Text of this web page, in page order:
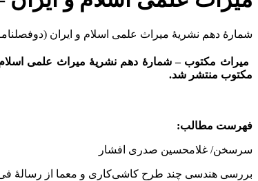
شمارۀ دهم نشریۀ میراث علمی اسلام و ایران (دوفصلنامـۀ تاریـخ علوم و
مکتوب منتشر شد.
فهرست مطالب:
سرسخن/ غلامحسین صدری افشار
بررسی هندسی چند طرح کاشی‌کاری و معما از رسالۀ فی